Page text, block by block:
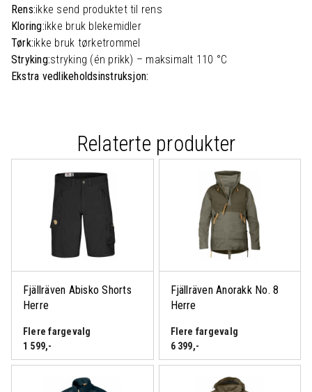
Rens:ikke send produktet til rens
Kloring:ikke bruk blekemidler
Tørk:ikke bruk tørketrommel
Stryking:stryking (én prikk) – maksimalt 110 °C
Ekstra vedlikeholdsinstruksjon:
Relaterte produkter
Fjällräven Abisko Shorts
Herre
Flere fargevalg
1 599,-
Fjällräven Anorakk No. 8
Herre
Flere fargevalg
6 399,-